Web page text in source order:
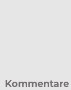
Kommentare